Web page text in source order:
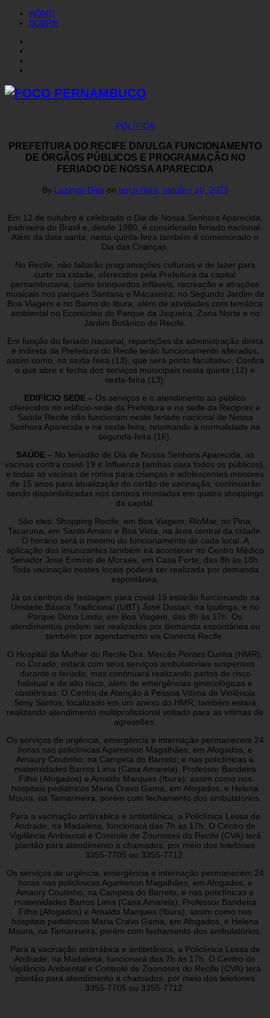
HOME
SOBRE
POLÍTICA
PREFEITURA DO RECIFE DIVULGA FUNCIONAMENTO
DE ÓRGÃOS PÚBLICOS E PROGRAMAÇÃO NO
FERIADO DE NOSSA APARECIDA
By Luzimar Dias on terça-feira, outubro 10, 2023
Em 12 de outubro é celebrado o Dia de Nossa Senhora Aparecida,
padroeira do Brasil e, desde 1980, é considerado feriado nacional.
Além da data santa, nesta quinta-feira também é comemorado o
Dia das Crianças.
No Recife, não faltarão programações culturais e de lazer para
curtir na cidade, oferecidos pela Prefeitura da capital
pernambucana, como brinquedos infláveis, recreação e atrações
musicais nos parques Santana e Macaxeira; no Segundo Jardim de
Boa Viagem e no Bairro do Ibura, além de atividades com temática
ambiental no Econúcleo do Parque da Jaqueira, Zona Norte e no
Jardim Botânico do Recife.
Em função do feriado nacional, repartições da administração direta
e indireta da Prefeitura do Recife terão funcionamento alterados,
assim como, na sexta-feira (13), que será ponto facultativo. Confira
o que abre e fecha dos serviços municipais nesta quinta (12) e
sexta-feira (13):
EDIFÍCIO SEDE – Os serviços e o atendimento ao público
oferecidos no edifício-sede da Prefeitura e na sede da Reciprev e
Saúde Recife não funcionam neste feriado nacional de Nossa
Senhora Aparecida e na sexta-feira, retomando à normalidade na
segunda-feira (16).
SAÚDE – No feriadão de Dia de Nossa Senhora Aparecida, as
vacinas contra covid-19 e Influenza (ambas para todos os públicos),
e todas as vacinas de rotina para crianças e adolescentes menores
de 15 anos para atualização do cartão de vacinação, continuarão
sendo disponibilizadas nos centros montados em quatro shoppings
da capital.
São eles: Shopping Recife, em Boa Viagem; RioMar, no Pina;
Tacaruna, em Santo Amaro e Boa Vista, na área central da cidade.
O horário será o mesmo do funcionamento de cada local. A
aplicação dos imunizantes também irá acontecer no Centro Médico
Senador José Ermírio de Moraes, em Casa Forte, das 8h às 18h.
Toda vacinação nestes locais poderá ser realizada por demanda
espontânea.
Já os centros de testagem para covid-19 estarão funcionando na
Unidade Básica Tradicional (UBT) José Dustan, na Iputinga; e no
Parque Dona Lindu, em Boa Viagem, das 8h às 17h. Os
atendimentos podem ser realizados por demanda espontânea ou
também por agendamento via Conecta Recife.
O Hospital da Mulher do Recife Dra. Mercês Pontes Cunha (HMR),
no Curado, estará com seus serviços ambulatoriais suspensos
durante o feriado, mas continuará realizando partos de risco
habitual e de alto risco, além de emergências ginecológicas e
obstétricas. O Centro de Atenção à Pessoa Vítima de Violência
Sony Santos, localizado em um anexo do HMR, também estará
realizando atendimento multiprofissional voltado para as vítimas de
agressões.
Os serviços de urgência, emergência e internação permanecem 24
horas nas policlínicas Agamenon Magalhães, em Afogados, e
Amaury Coutinho, na Campina do Barreto; e nas policlínicas e
maternidades Barros Lima (Casa Amarela), Professor Bandeira
Filho (Afogados) e Arnaldo Marques (Ibura), assim como nos
hospitais pediátricos Maria Cravo Gama, em Afogados, e Helena
Moura, na Tamarineira, porém com fechamento dos ambulatórios.
Para a vacinação antirrábica e antitetânica, a Policlínica Lessa de
Andrade, na Madalena, funcionará das 7h às 17h. O Centro de
Vigilância Ambiental e Controle de Zoonoses do Recife (CVA) terá
plantão para atendimento a chamados, por meio dos telefones
3355-7705 ou 3355-7712.
Os serviços de urgência, emergência e internação permanecem 24
horas nas policlínicas Agamenon Magalhães, em Afogados, e
Amaury Coutinho, na Campina do Barreto; e nas policlínicas e
maternidades Barros Lima (Casa Amarela), Professor Bandeira
Filho (Afogados) e Arnaldo Marques (Ibura), assim como nos
hospitais pediátricos Maria Cravo Gama, em Afogados, e Helena
Moura, na Tamarineira, porém com fechamento dos ambulatórios.
Para a vacinação antirrábica e antitetânica, a Policlínica Lessa de
Andrade, na Madalena, funcionará das 7h às 17h. O Centro de
Vigilância Ambiental e Controle de Zoonoses do Recife (CVA) terá
plantão para atendimento a chamados, por meio dos telefones
3355-7705 ou 3355-7712.